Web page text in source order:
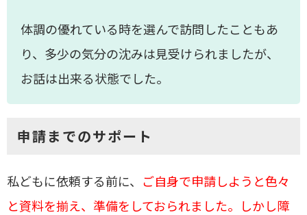
体調の優れている時を選んで訪問したこともあ
り、多少の気分の沈みは見受けられましたが、
お話は出来る状態でした。
申請までのサポート
私どもに依頼する前に、 ご自身で申請しようと色々
と資料を揃え、準備をしておられました。しかし障